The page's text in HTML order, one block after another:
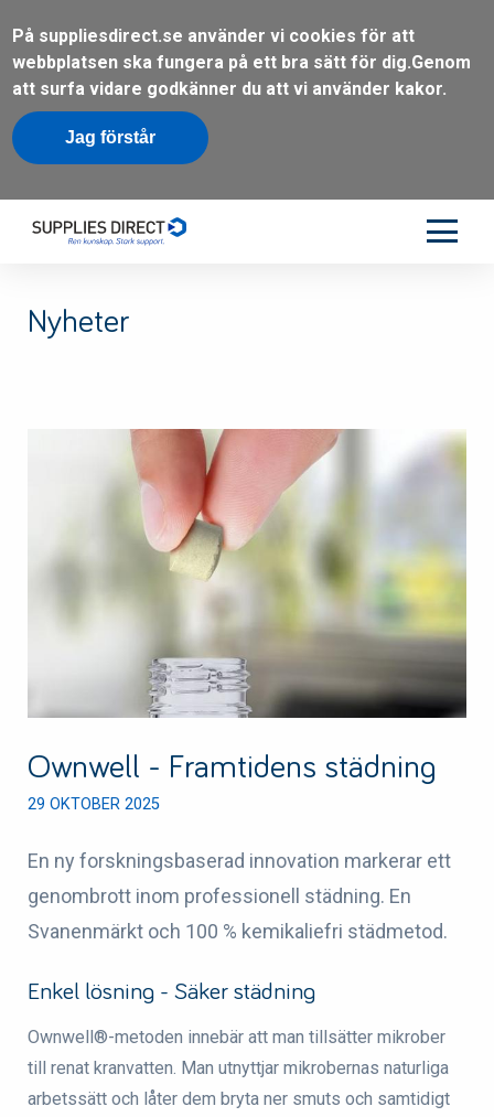
På suppliesdirect.se använder vi cookies för att
webbplatsen ska fungera på ett bra sätt för dig.Genom
att surfa vidare godkänner du att vi använder kakor.
Jag förstår
Nyheter
Ownwell - Framtidens städning
29 OKTOBER 2025
En ny forskningsbaserad innovation markerar ett
genombrott inom professionell städning. En
Svanenmärkt och 100 % kemikaliefri städmetod.
Enkel lösning - Säker städning
Ownwell®-metoden innebär att man tillsätter mikrober
till renat kranvatten. Man utnyttjar mikrobernas naturliga
arbetssätt och låter dem bryta ner smuts och samtidigt